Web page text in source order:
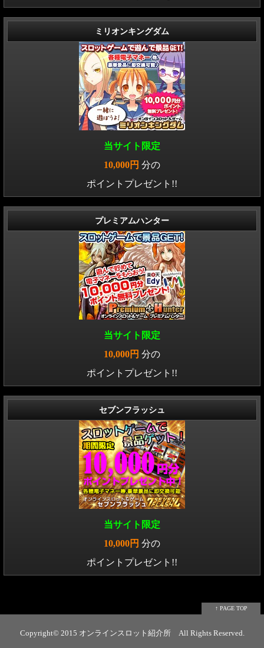
ミリオンキングダム
当サイト限定
10,000円 分の
ポイントプレゼント!!
プレミアムハンター
当サイト限定
10,000円 分の
ポイントプレゼント!!
セブンフラッシュ
当サイト限定
10,000円 分の
ポイントプレゼント!!
↑ PAGE TOP
Copyright© 2015 オンラインスロット紹介所All Rights Reserved.